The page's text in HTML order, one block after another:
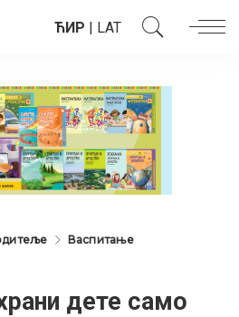
ЋИР | LAT
Васпитање
дете само